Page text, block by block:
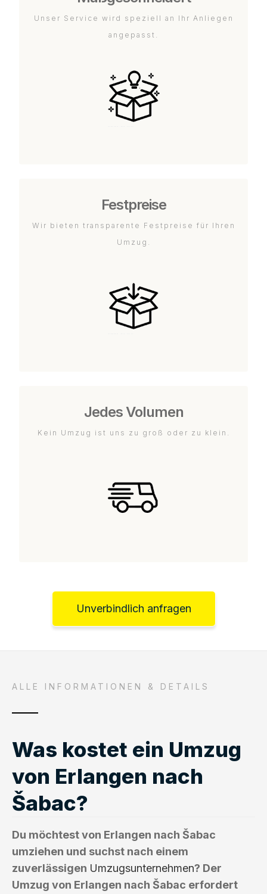
Unser Service wird speziell an Ihr Anliegen
angepasst.
Festpreise
Wir bieten transparente Festpreise für Ihren
Umzug.
Jedes Volumen
Kein Umzug ist uns zu groß oder zu klein.
Unverbindlich anfragen
ALLE INFORMATIONEN & DETAILS
Was kostet ein Umzug
von Erlangen nach
Šabac?
Du möchtest von Erlangen nach Šabac
umziehen und suchst nach einem
zuverlässigen Umzugsunternehmen? Der
Umzug von Erlangen nach Šabac erfordert